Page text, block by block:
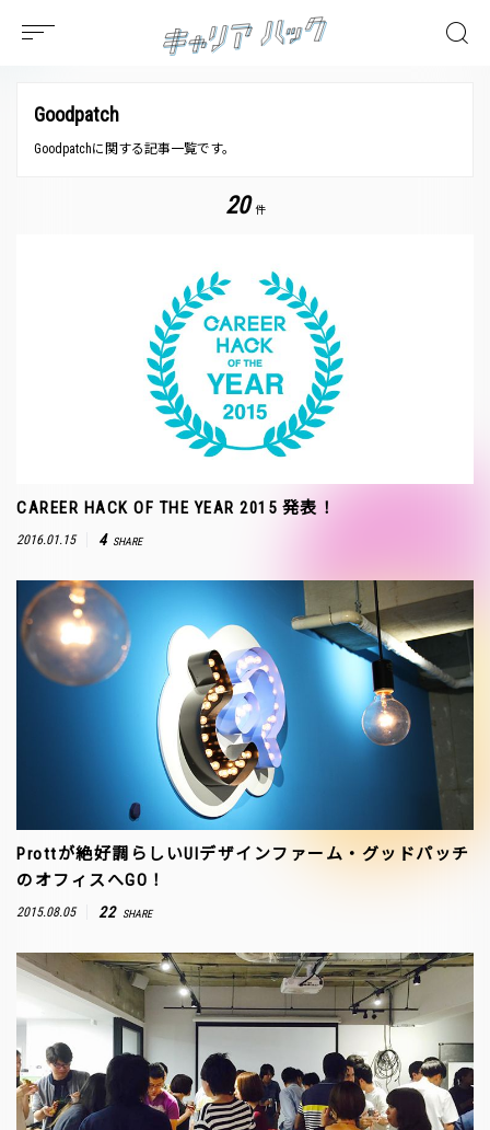
Goodpatch
Goodpatchに関する記事一覧です。
20 件
CAREER HACK OF THE YEAR 2015 発表！
2016.01.15 4 SHARE
Prottが絶好調らしいUIデザインファーム・グッドパッチ
のオフィスへGO！
2015.08.05 22 SHARE